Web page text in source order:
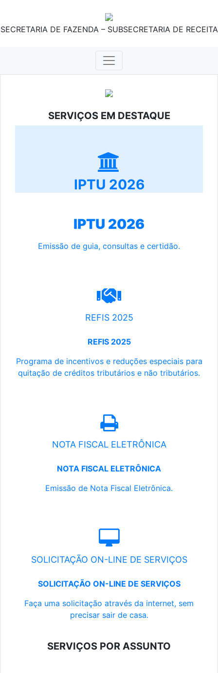
SECRETARIA DE FAZENDA – SUBSECRETARIA DE RECEITA
SERVIÇOS EM DESTAQUE
IPTU 2026
IPTU 2026
Emissão de guia, consultas e certidão.
REFIS 2025
REFIS 2025
Programa de incentivos e reduções especiais para
quitação de créditos tributários e não tributários.
NOTA FISCAL ELETRÔNICA
NOTA FISCAL ELETRÔNICA
Emissão de Nota Fiscal Eletrônica.
SOLICITAÇÃO ON-LINE DE SERVIÇOS
SOLICITAÇÃO ON-LINE DE SERVIÇOS
Faça uma solicitação através da internet, sem
precisar sair de casa.
SERVIÇOS POR ASSUNTO